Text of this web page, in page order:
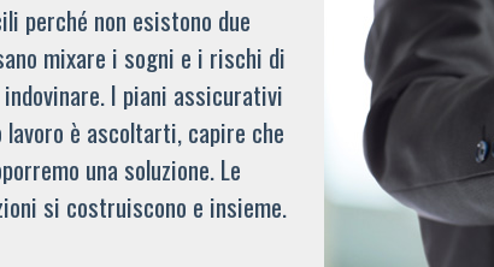
perché non esistono due
mixare i sogni e i rischi di
I piani assicurativi
è ascoltarti, capire che
una soluzione. Le
si costruiscono e insieme.